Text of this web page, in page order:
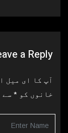
a Reply
آپ کا ای میل
خانوں کو * سے